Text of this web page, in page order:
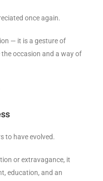
once again.
— it is a gesture of
occasion and a way of
to have evolved.
or extravagance, it
education, and an